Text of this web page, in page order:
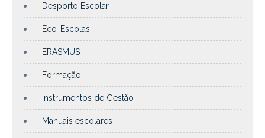
Desporto Escolar
Eco-Escolas
ERASMUS
Formação
Instrumentos de Gestão
Manuais escolares